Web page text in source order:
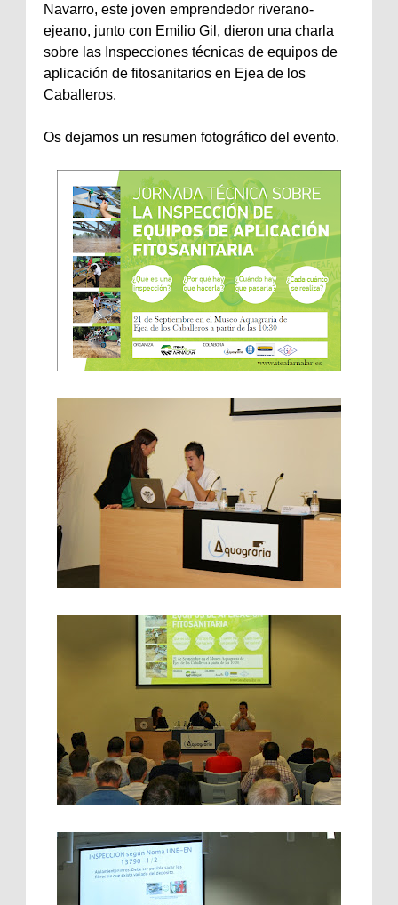
Navarro, este joven emprendedor riverano-
ejeano, junto con Emilio Gil, dieron una charla
sobre las Inspecciones técnicas de equipos de
aplicación de fitosanitarios en Ejea de los
Caballeros.
Os dejamos un resumen fotográfico del evento.